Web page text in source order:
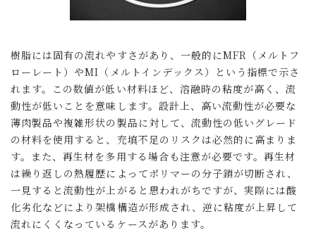
樹脂には固有の流れやすさがあり、一般的にMFR（メルトフ
ローレート）やMI（メルトインデックス）という指標で示さ
れます。この数値が低い材料ほど、溶融時の粘度が高く、流
動性が低いことを意味します。設計上、高い流動性が必要な
薄肉製品や複雑形状の製品に対して、流動性の低いグレード
の材料を使用すると、充填不足のリスクは必然的に高まりま
す。また、再生材を多用する場合も注意が必要です。再生材
は繰り返しの熱履歴によってポリマーの分子鎖が切断され、
一見すると流動性が上がると思われがちですが、実際には酸
化劣化などにより架橋構造が形成され、逆に粘度が上昇して
流れにくくなっているケースがあります。